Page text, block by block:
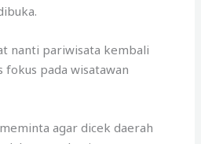
nanti pariwisata kembali
pada wisatawan
agar dicek daerah